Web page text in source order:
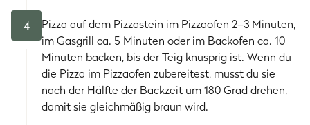
4
Pizza auf dem Pizzastein im Pizzaofen 2–3 Minuten,
im Gasgrill ca. 5 Minuten oder im Backofen ca. 10
Minuten backen, bis der Teig knusprig ist. Wenn du
die Pizza im Pizzaofen zubereitest, musst du sie
nach der Hälfte der Backzeit um 180 Grad drehen,
damit sie gleichmäßig braun wird.